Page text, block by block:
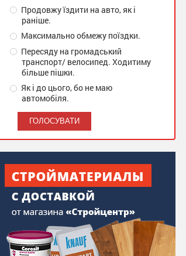
Продовжу їздити на авто, як і
раніше.
Максимально обмежу поїздки.
Пересяду на громадський
транспорт/ велосипед. Ходитиму
більше пішки.
Як і до цього, бо не маю
автомобіля.